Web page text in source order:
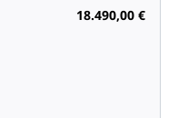
18.490,00 €